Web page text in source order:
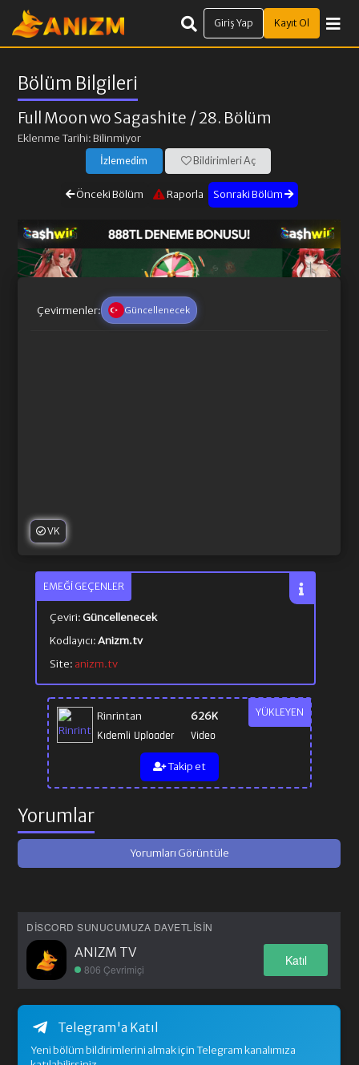
Giriş Yap Kayıt Ol
Bölüm Bilgileri
Full Moon wo Sagashite / 28. Bölüm
Eklenme Tarihi: Bilinmiyor
İzlemedim Bildirimleri Aç
Önceki Bölüm Raporla Sonraki Bölüm
Çevirmenler: Güncellenecek
VK
YÜKLEYEN
Rinrintan
Kıdemli Uploader
626K
Video
Takip et
EMEĞI GEÇENLER
Çeviri: Güncellenecek
Kodlayıcı:Anizm.tv
Site: anizm.tv
Yorumlar
Yorumları Görüntüle
DISCORD SUNUCUMUZA DAVETLISIN
ANIZM TV
806 Çevrimiçi
Katıl
Telegram'a Katıl
Yeni bölüm bildirimlerini almak için Telegram kanalımıza